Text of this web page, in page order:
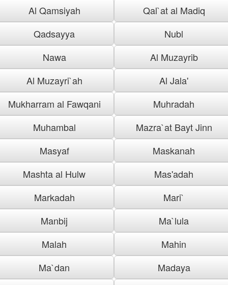
Al Qamsiyah
Qal`at al Madiq
Qadsayya
Nubl
Nawa
Al Muzayrib
Al Muzayri`ah
Al Jala'
Mukharram al Fawqani
Muhradah
Muhambal
Mazra`at Bayt Jinn
Masyaf
Maskanah
Mashta al Hulw
Mas'adah
Markadah
Mari`
Manbij
Ma`lula
Malah
Mahin
Ma`dan
Madaya